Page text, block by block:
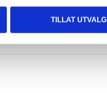
TILLAT UTVALG